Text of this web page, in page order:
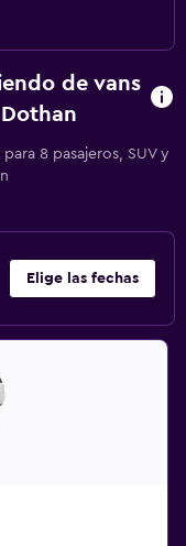
de vans
8 pasajeros, SUV y
Elige las fechas